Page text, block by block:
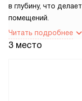
в глубину, что
помещений.
Читать подробнее
3 место